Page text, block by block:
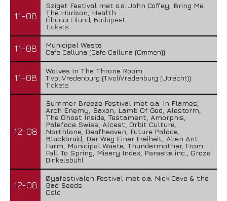
11-08
Sziget Festival met o.a. John Coffey, Bring Me
The Horizon, Health
Óbudai Eiland, Budapest
Tickets
11-08
Municipal Waste
Cafe Calluna (Cafe Calluna (Ommen))
11-08
Wolves In The Throne Room
TivoliVredenburg (TivoliVredenburg (Utrecht))
Tickets
12-08
Summer Breeze Festival met o.a. In Flames,
Arch Enemy, Saxon, Lamb Of God, Alestorm,
The Ghost Inside, Testament, Amorphis,
Paleface Swiss, Alcest, Orbit Culture,
Northlane, Deafheaven, Future Palace,
Blackbraid, Der Weg Einer Freiheit, Alien Ant
Farm, Municipal Waste, Thundermother, From
Fall To Spring, Misery Index, Parasite inc., Groza
Dinkelsbühl
12-08
Øyafestivalen Festival met o.a. Nick Cave & the
Bad Seeds
Oslo